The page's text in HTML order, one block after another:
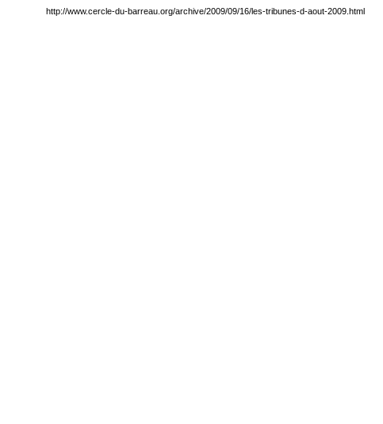
http://www.cercle-du-barreau.org/archive/2009/09/16/les-tribunes-d-aout-2009.html